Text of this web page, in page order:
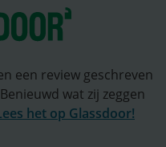
een review geschreven
wat zij zeggen
het op Glassdoor!